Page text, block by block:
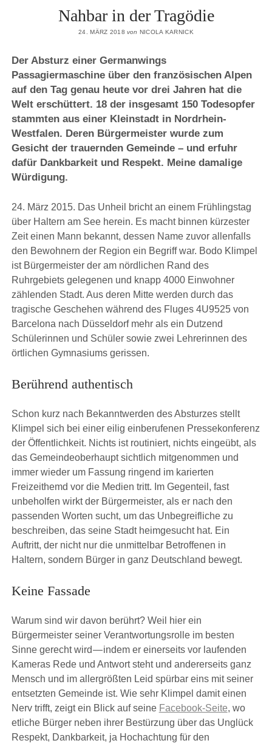
Nahbar in der Tragödie
24. MÄRZ 2018von NICOLA KARNICK
Der Absturz einer Germanwings
Passagiermaschine über den französischen Alpen
auf den Tag genau heute vor drei Jahren hat die
Welt erschüttert. 18 der insgesamt 150 Todesopfer
stammten aus einer Kleinstadt in Nordrhein-
Westfalen. Deren Bürgermeister wurde zum
Gesicht der trauernden Gemeinde ­­– und erfuhr
dafür Dankbarkeit und Respekt. Meine damalige
Würdigung.
24. März 2015. Das Unheil bricht an einem Frühlingstag
über Haltern am See herein. Es macht binnen kürzester
Zeit einen Mann bekannt, dessen Name zuvor allenfalls
den Bewohnern der Region ein Begriff war. Bodo Klimpel
ist Bürgermeister der am nördlichen Rand des
Ruhrgebiets gelegenen und knapp 4000 Einwohner
zählenden Stadt. Aus deren Mitte werden durch das
tragische Geschehen während des Fluges 4U9525 von
Barcelona nach Düsseldorf mehr als ein Dutzend
Schülerinnen und Schüler sowie zwei Lehrerinnen des
örtlichen Gymnasiums gerissen.
Berührend authentisch
Schon kurz nach Bekanntwerden des Absturzes stellt
Klimpel sich bei einer eilig einberufenen Pressekonferenz
der Öffentlichkeit. Nichts ist routiniert, nichts eingeübt, als
das Gemeindeoberhaupt sichtlich mitgenommen und
immer wieder um Fassung ringend im karierten
Freizeithemd vor die Medien tritt. Im Gegenteil, fast
unbeholfen wirkt der Bürgermeister, als er nach den
passenden Worten sucht, um das Unbegreifliche zu
beschreiben, das seine Stadt heimgesucht hat. Ein
Auftritt, der nicht nur die unmittelbar Betroffenen in
Haltern, sondern Bürger in ganz Deutschland bewegt.
Keine Fassade
Warum sind wir davon berührt? Weil hier ein
Bürgermeister seiner Verantwortungsrolle im besten
Sinne gerecht wird — indem er einerseits vor laufenden
Kameras Rede und Antwort steht und andererseits ganz
Mensch und im allergrößten Leid spürbar eins mit seiner
entsetzten Gemeinde ist. Wie sehr Klimpel damit einen
Nerv trifft, zeigt ein Blick auf seine Facebook-Seite, wo
etliche Bürger neben ihrer Bestürzung über das Unglück
Respekt, Dankbarkeit, ja Hochachtung für den